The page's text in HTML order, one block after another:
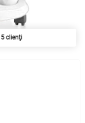
5 clienţi